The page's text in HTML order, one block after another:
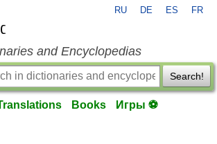
RU DE ES FR
and Encyclopedias
Search!
Books Игры ⚽